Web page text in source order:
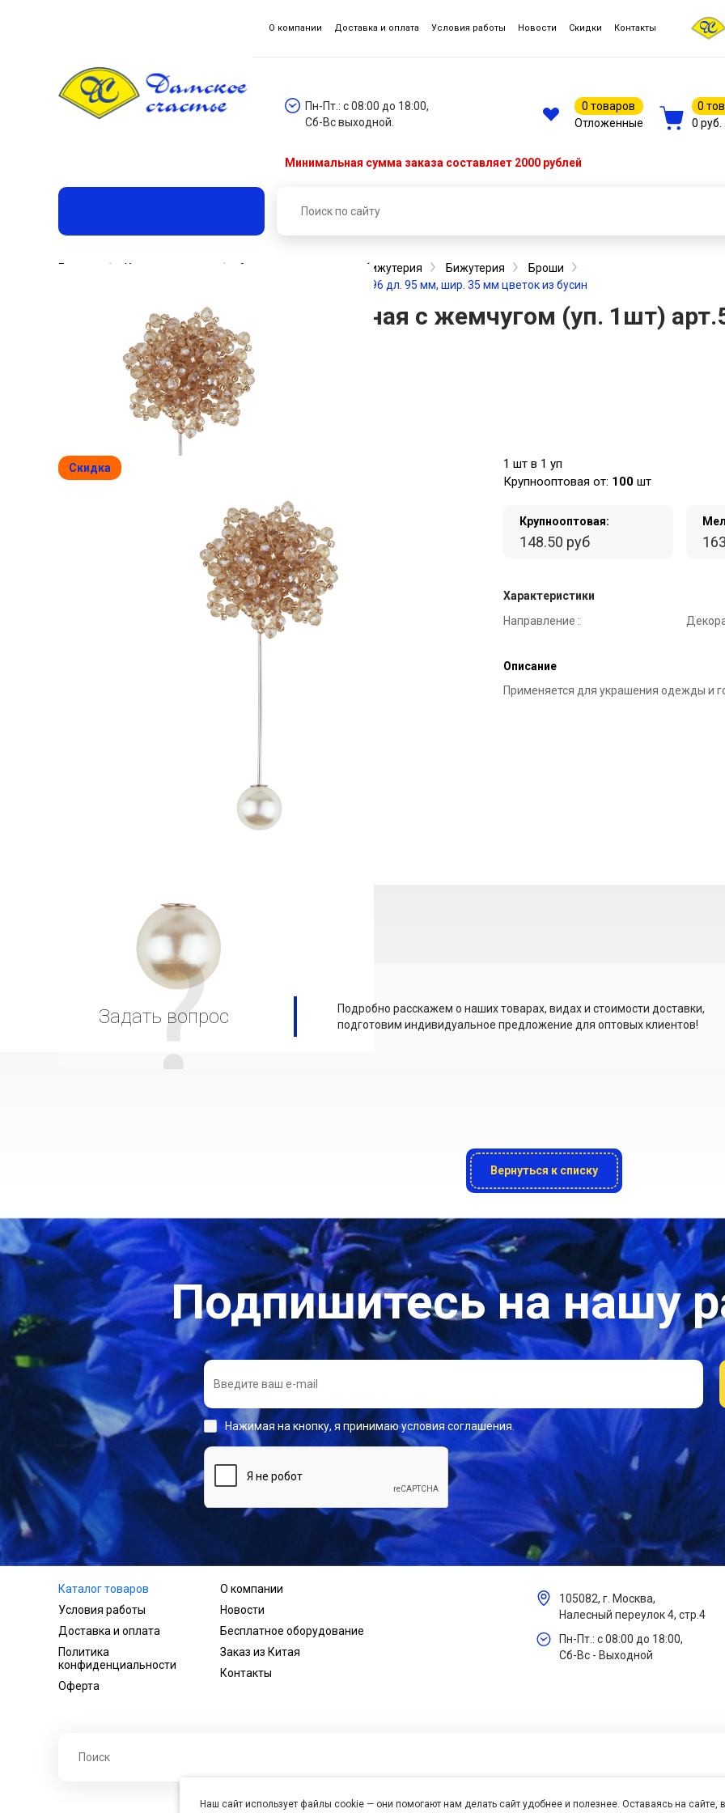
О компании Доставка и оплата Условия работы Новости Скидки Контакты
Пн-Пт.: с 08:00 до 18:00,
Сб-Вс выходной.
0 товаров
Отложенные
0
0 руб.
Минимальная сумма заказа составляет 2000 рублей
Главная Каталог товаров Аксессуары для волос, бижутерия Бижутерия
Броши
Брошь-булавка декоративная с жемчугом (уп. 1шт) арт.5696 дл. 95 мм, шир. 35 мм цветок из бусин
Брошь-булавка декоративная с жемчугом (уп. 1шт)
мм цветок из бусин
Скидка
1 шт в 1 уп
Крупнооптовая от: 100 шт
Крупнооптовая:
148.50 руб
Характеристики
Направление :
Описание
Применяется для украшения одежды и
Задать вопрос
Подробно расскажем о наших товарах, видах и стоимости доставки,
подготовим индивидуальное предложение для оптовых клиентов!
Вернуться к списку
Подпишитесь на нашу
Нажимая на кнопку, я принимаю условия соглашения.
Каталог товаров
Условия работы
Доставка и оплата
Политика
конфиденциальности
Оферта
О компании
Новости
Бесплатное оборудование
Заказ из Китая
Контакты
105082, г. Москва,
Налесный переулок 4, стр.4
Пн-Пт.: с 08:00 до 18:00,
Сб-Вс - Выходной
Наш сайт использует файлы cookie — они помогают нам делать сайт удобнее и полезнее. Оставаясь на сайте,